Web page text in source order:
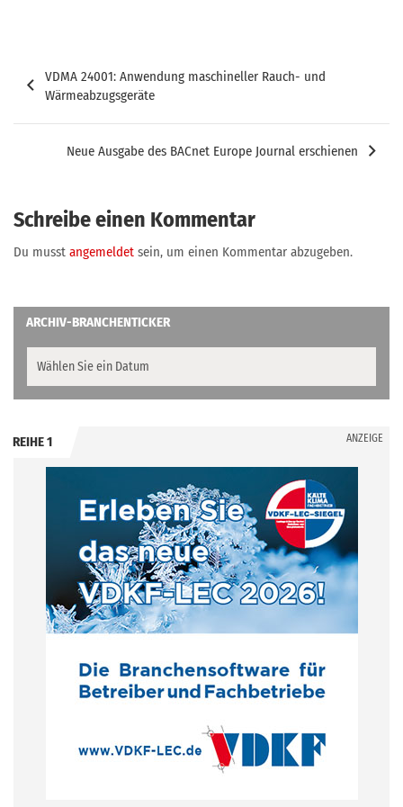
VDMA 24001: Anwendung maschineller Rauch- und
Wärmeabzugsgeräte
Neue Ausgabe des BACnet Europe Journal erschienen
Schreibe einen Kommentar
Du musst angemeldet sein, um einen Kommentar abzugeben.
ARCHIV-BRANCHENTICKER
REIHE 1 ANZEIGE